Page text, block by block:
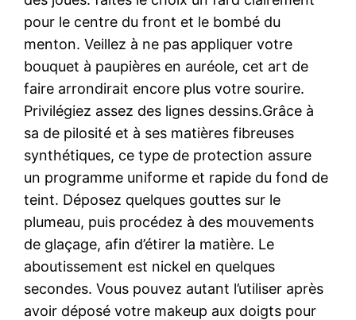
pour le centre du front et le bombé du
menton. Veillez à ne pas appliquer votre
bouquet à paupières en auréole, cet art de
faire arrondirait encore plus votre sourire.
Privilégiez assez des lignes dessins.Grâce à
sa de pilosité et à ses matières fibreuses
synthétiques, ce type de protection assure
un programme uniforme et rapide du fond de
teint. Déposez quelques gouttes sur le
plumeau, puis procédez à des mouvements
de glaçage, afin d’étirer la matière. Le
aboutissement est nickel en quelques
secondes. Vous pouvez autant l’utiliser après
avoir déposé votre makeup aux doigts pour